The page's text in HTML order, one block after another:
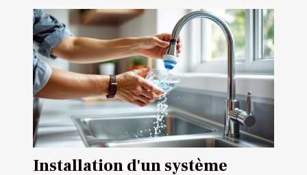
Installation d'un système